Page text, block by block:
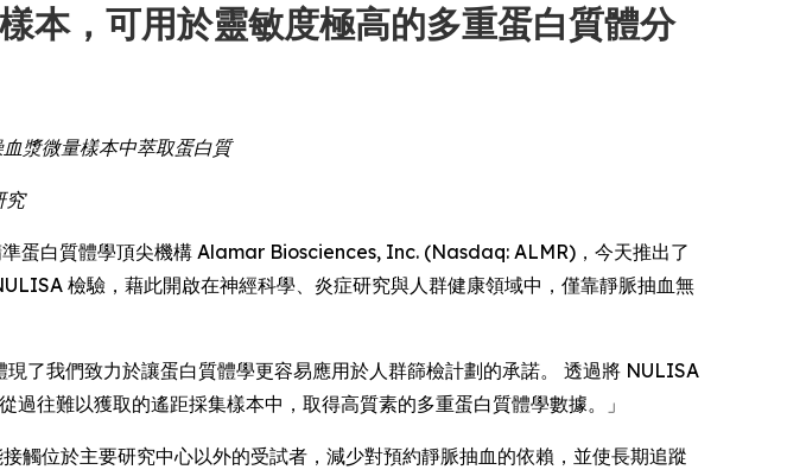
，可用於靈敏度極高的多重蛋白質體分
漿微量樣本中萃取蛋白質
究
蛋白質體學頂尖機構 Alamar Biosciences, Inc. (Nasdaq: ALMR)，今天推出了
檢驗，藉此開啟在神經科學、炎症研究與人群健康領域中，僅靠靜脈抽血無
了我們致力於讓蛋白質體學更容易應用於人群篩檢計劃的承諾。 透過將 NULISA
往難以獲取的遙距採集樣本中，取得高質素的多重蛋白質體學數據。」
觸位於主要研究中心以外的受試者，減少對預約靜脈抽血的依賴，並使長期追蹤